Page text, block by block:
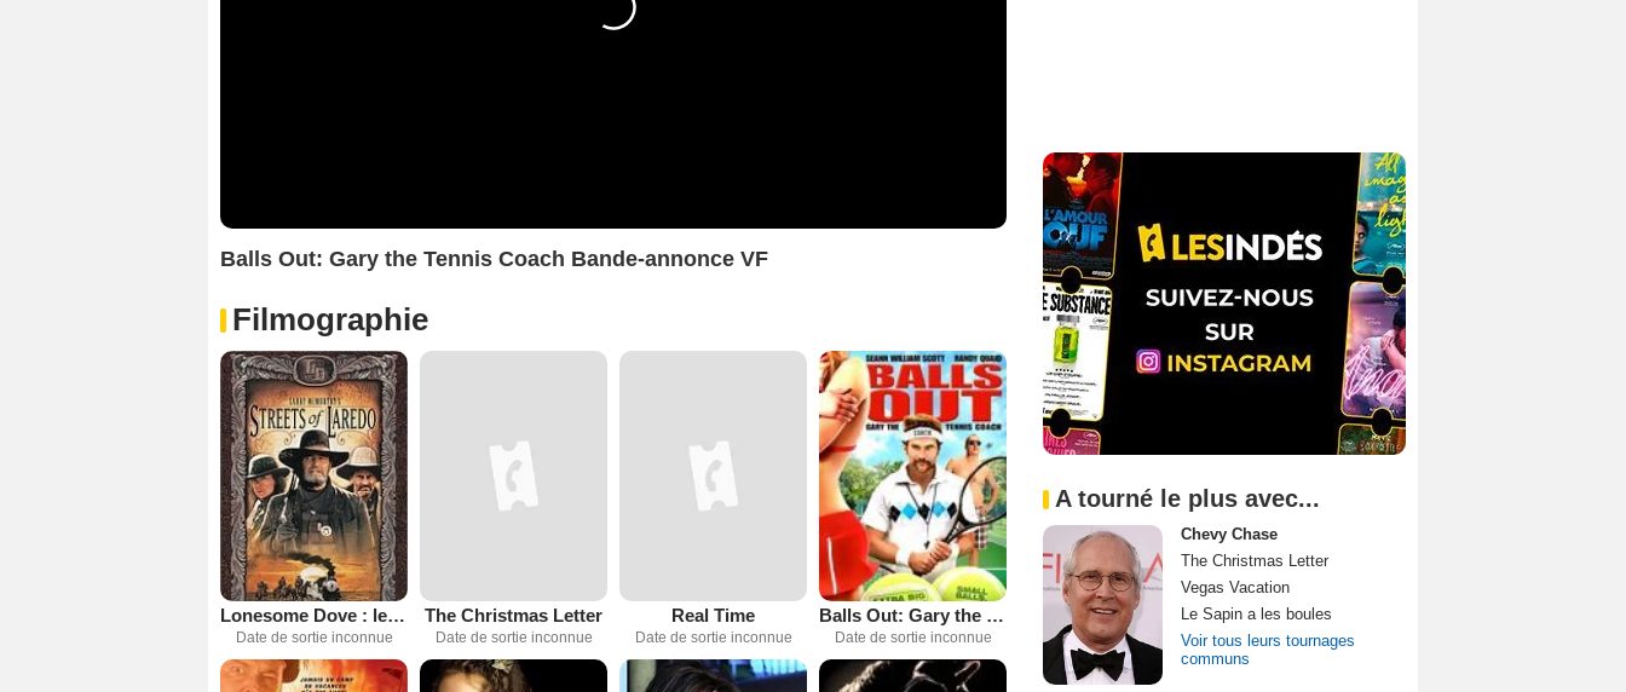
Balls Out: Gary the Tennis Coach Bande-annonce VF
Filmographie
Lonesome Dove : le crépuscule
Date de sortie inconnue
The Christmas Letter
Date de sortie inconnue
Real Time
Date de sortie inconnue
Balls Out: Gary the Tennis Coach
Date de sortie inconnue
A tourné le plus avec...
Chevy Chase
The Christmas Letter
Vegas Vacation
Le Sapin a les boules
Voir tous leurs tournages
communs